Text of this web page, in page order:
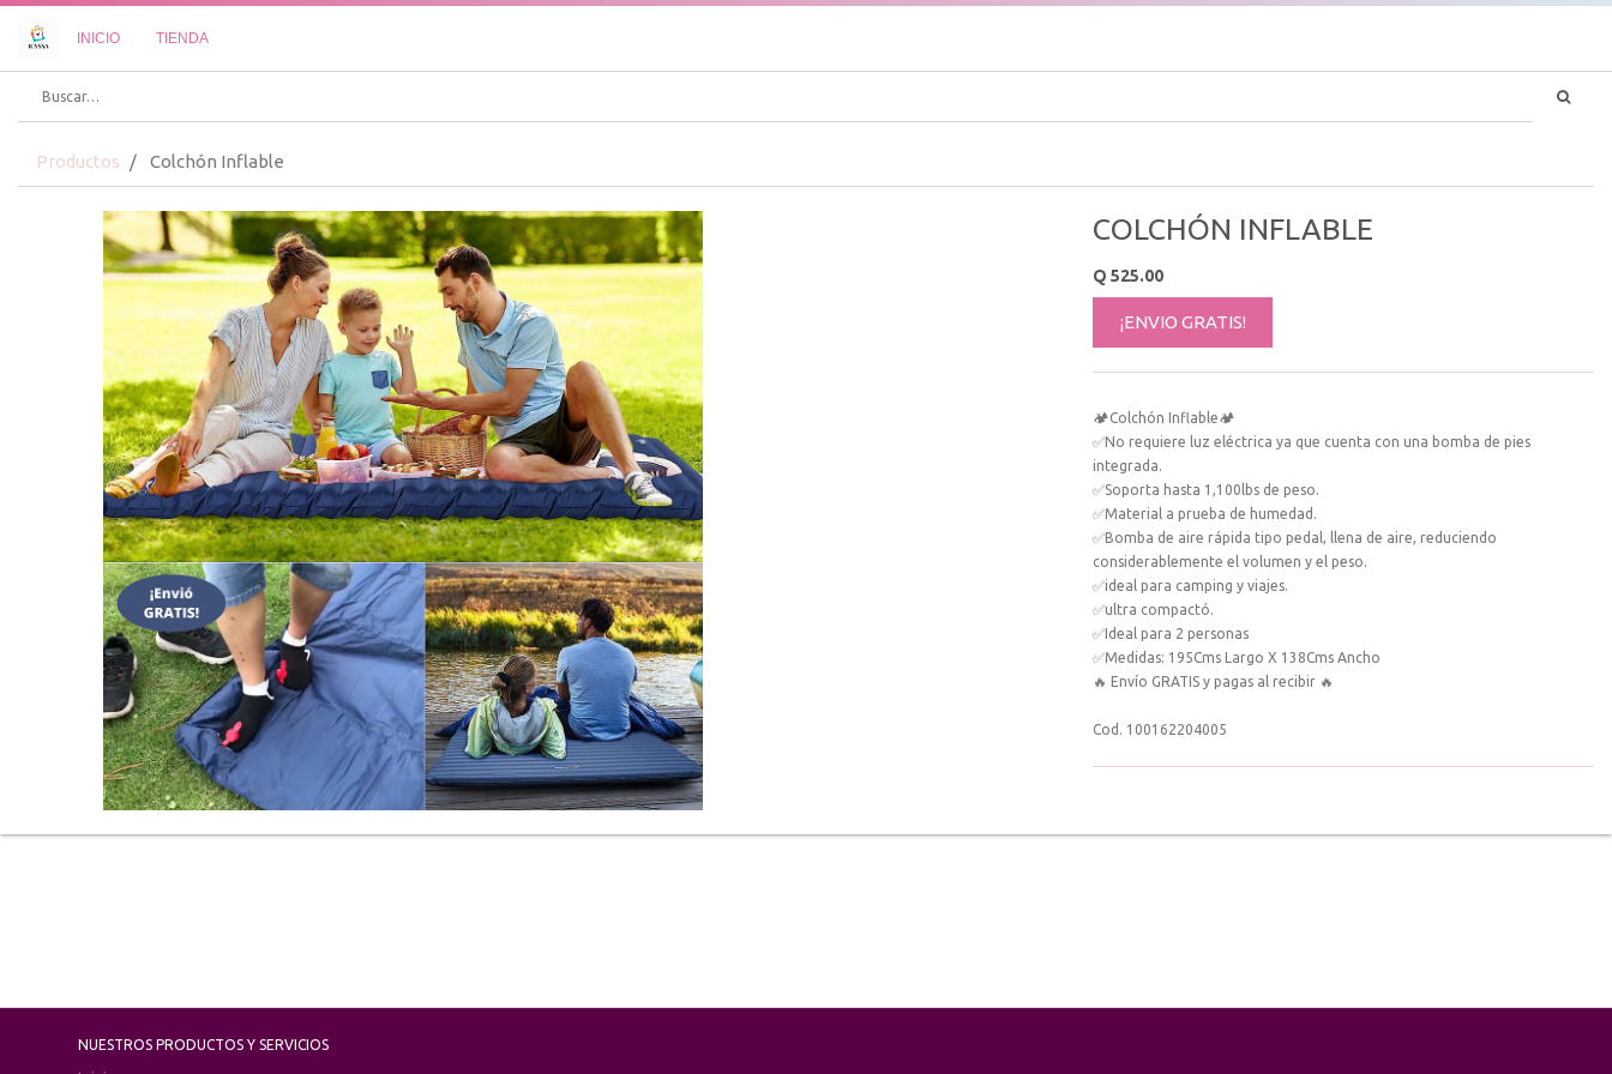
INICIO TIENDA
Productos Colchón Inflable
COLCHÓN INFLABLE
Q 525.00
¡ENVIO GRATIS!
🏕Colchón Inflable🏕
✅No requiere luz eléctrica ya que cuenta con una bomba de pies
integrada.
✅Soporta hasta 1,100lbs de peso.
✅Material a prueba de humedad.
✅Bomba de aire rápida tipo pedal, llena de aire, reduciendo
considerablemente el volumen y el peso.
✅ideal para camping y viajes.
✅ultra compactó.
✅Ideal para 2 personas
✅Medidas: 195Cms Largo X 138Cms Ancho
🔥 Envío GRATIS y pagas al recibir 🔥
Cod. 100162204005
NUESTROS PRODUCTOS Y SERVICIOS